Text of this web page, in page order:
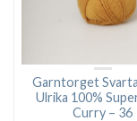
Garntorget
Ulrika 100%
Curry – 36